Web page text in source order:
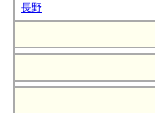
長野